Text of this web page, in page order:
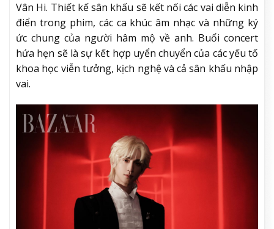
Vân Hi. Thiết kế sân khấu sẽ kết nối các vai diễn kinh
điển trong phim, các ca khúc âm nhạc và những ký
ức chung của người hâm mộ về anh. Buổi concert
hứa hẹn sẽ là sự kết hợp uyển chuyển của các yếu tố
khoa học viễn tưởng, kịch nghệ và cả sân khấu nhập
vai.